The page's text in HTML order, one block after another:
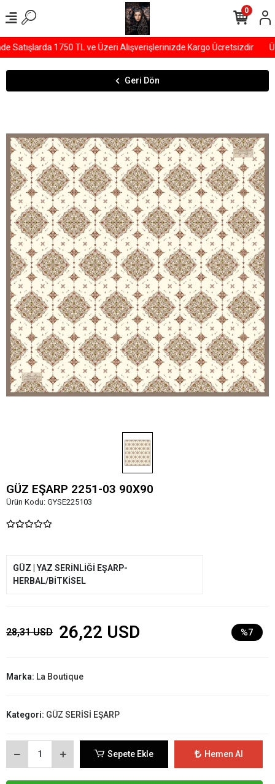
1750 TL ve Üzeri Alışverişlerinizde Kargo Ücretsizdir
0
Geri Dön
GÜZ EŞARP 2251-03 90X90
Ürün Kodu: GYSE225103
GÜZ | YAZ SERİNLİĞİ EŞARP-
HERBAL/BİTKİSEL
28,31 USD 26,22 USD %7
Marka: La Boutique
Kategori: GÜZ SERİSİ EŞARP
Sepete Ekle Hemen Al